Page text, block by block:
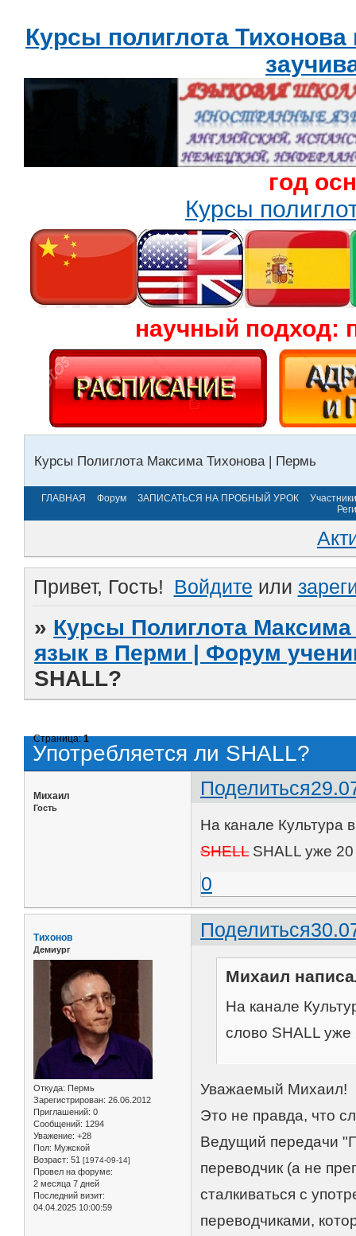
Курсы полиглота
год
Курсы
научный подход:
Курсы Полиглота Максима Тихонова | Пермь
ГЛАВНАЯ Форум ЗАПИСАТЬСЯ НА ПРОБНЫЙ УРОК
Участники
Привет, Гость! Войдите или
» Курсы Полиглота
язык в Перми | Форум
SHALL?
Употребляется ли SHALL?
Страница:1
Поделиться
Михаил
Гость
На канале Культура
SHELL SHALL уже
0
Поделиться
Тихонов
Демиург
Откуда: Пермь
Зарегистрирован: 26.06.2012
Приглашений: 0
Сообщений: 1294
Уважение: +28
Пол: Мужской
Возраст: 51 [1974-09-14]
Провел на форуме:
2 месяца 7 дней
Последний визит:
04.04.2025 10:00:59
Михаил
На канале
слово SHALL уже
Уважаемый Михаил!
Это не правда, что
Ведущий передачи
переводчик (а не
сталкиваться с
переводчиками,